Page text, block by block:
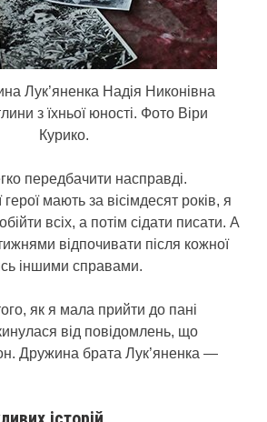
Лук’яненка Надія Никонівна
з їхньої юності. Фото Віри
Курико.
передбачити насправді.
мають за вісімдесят років, я
всіх, а потім сідати писати. А
відпочивати після кожної
іншими справами.
як я мала прийти до пані
від повідомлень, що
Дружина брата Лук’яненка —